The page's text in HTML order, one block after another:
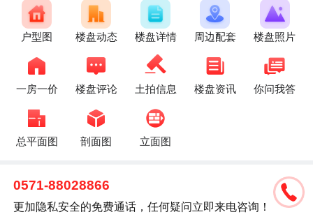
户型图 楼盘动态 楼盘详情 周边配套 楼盘照片
一房一价 楼盘评论 土拍信息 楼盘资讯 你问我答
总平面图 剖面图 立面图
0571-88028866
更加隐私安全的免费通话，任何疑问立即来电咨询！